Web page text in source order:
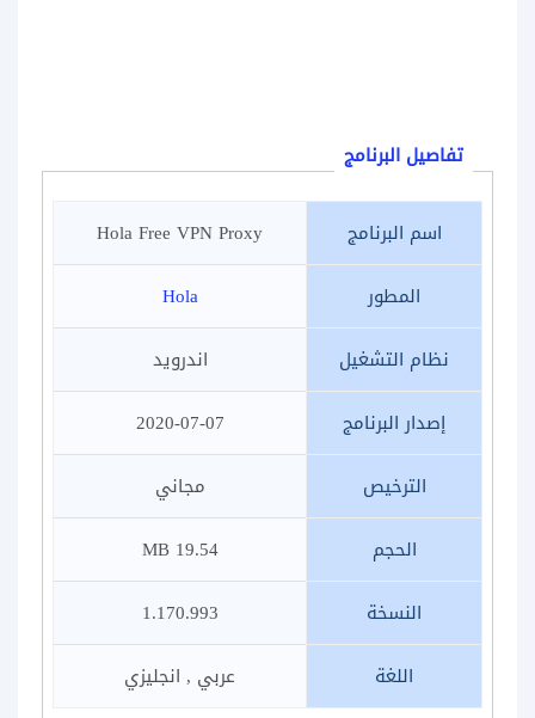
تفاصيل البرنامج
اسم البرنامج
Hola Free VPN Proxy
المطور
Hola
نظام التشغيل
اندرويد
إصدار البرنامج
2020-07-07
الترخيص
مجاني
الحجم
19.54 MB
النسخة
1.170.993
اللغة
عربي , انجليزي